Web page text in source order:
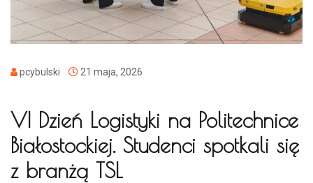
pcybulski 21 maja, 2026
VI Dzień Logistyki na Politechnice
Białostockiej. Studenci spotkali się
z branżą TSL